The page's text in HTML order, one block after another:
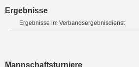
Ergebnisse
Ergebnisse im Verbandsergebnisdienst
Mannschaftsturniere